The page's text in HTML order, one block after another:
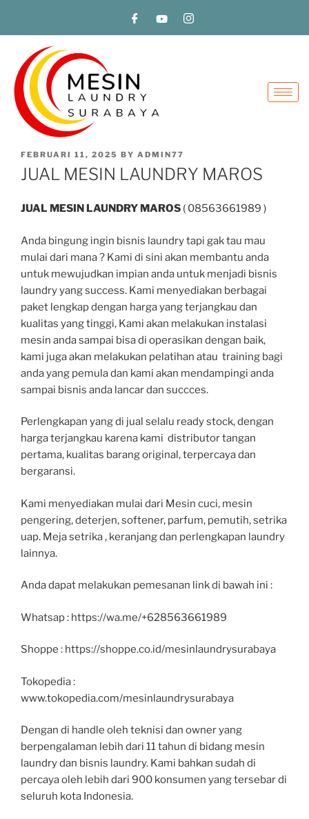
FEBRUARI 11, 2025 BY ADMIN77
JUAL MESIN LAUNDRY MAROS
JUAL MESIN LAUNDRY MAROS ( 08563661989 )
Anda bingung ingin bisnis laundry tapi gak tau mau
mulai dari mana ? Kami di sini akan membantu anda
untuk mewujudkan impian anda untuk menjadi bisnis
laundry yang success. Kami menyediakan berbagai
paket lengkap dengan harga yang terjangkau dan
kualitas yang tinggi, Kami akan melakukan instalasi
mesin anda sampai bisa di operasikan dengan baik,
kami juga akan melakukan pelatihan atau training bagi
anda yang pemula dan kami akan mendampingi anda
sampai bisnis anda lancar dan succces.
Perlengkapan yang di jual selalu ready stock, dengan
harga terjangkau karena kami distributor tangan
pertama, kualitas barang original, terpercaya dan
bergaransi.
Kami menyediakan mulai dari Mesin cuci, mesin
pengering, deterjen, softener, parfum, pemutih, setrika
uap. Meja setrika , keranjang dan perlengkapan laundry
lainnya.
Anda dapat melakukan pemesanan link di bawah ini :
Whatsap : https://wa.me/+628563661989
Shoppe : https://shoppe.co.id/mesinlaundrysurabaya
Tokopedia :
www.tokopedia.com/mesinlaundrysurabaya
Dengan di handle oleh teknisi dan owner yang
berpengalaman lebih dari 11 tahun di bidang mesin
laundry dan bisnis laundry. Kami bahkan sudah di
percaya oleh lebih dari 900 konsumen yang tersebar di
seluruh kota Indonesia.